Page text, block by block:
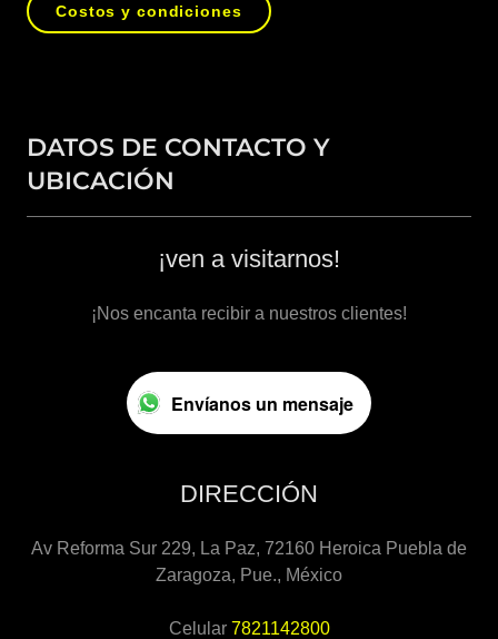
Costos y condiciones
DATOS DE CONTACTO Y
UBICACIÓN
¡ven a visitarnos!
¡Nos encanta recibir a nuestros clientes!
Envíanos un mensaje
DIRECCIÓN
Av Reforma Sur 229, La Paz, 72160 Heroica Puebla de
Zaragoza, Pue., México
Celular 7821142800